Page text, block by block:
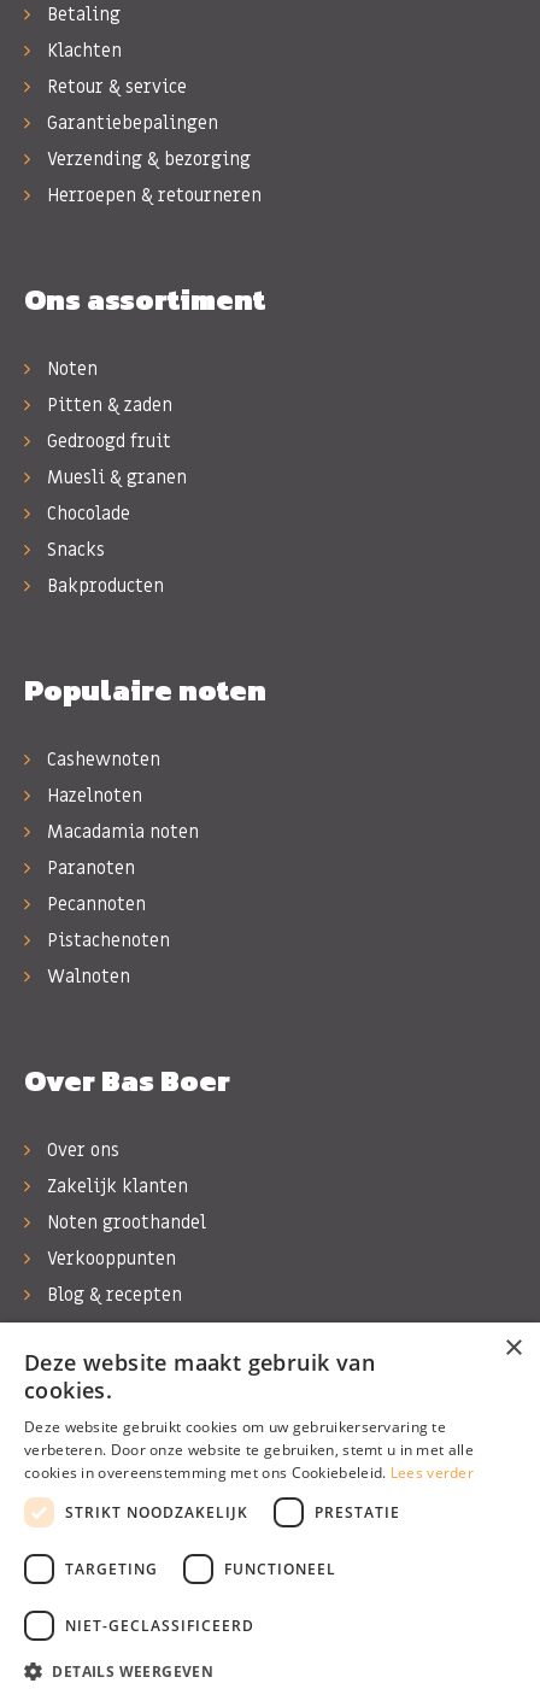
Betaling
Klachten
Retour & service
Garantiebepalingen
Verzending & bezorging
Herroepen & retourneren
Ons assortiment
Noten
Pitten & zaden
Gedroogd fruit
Muesli & granen
Chocolade
Snacks
Bakproducten
Populaire noten
Cashewnoten
Hazelnoten
Macadamia noten
Paranoten
Pecannoten
Pistachenoten
Walnoten
Over Bas Boer
Over ons
Zakelijk klanten
Noten groothandel
Verkooppunten
Blog & recepten
Werken bij Bas Boer Noten
Contact
©1974 - 2026 Bas Boer Noten
×
Deze website maakt gebruik van
cookies.
Deze website gebruikt cookies om uw gebruikerservaring te
verbeteren. Door onze website te gebruiken, stemt u in met alle
cookies in overeenstemming met ons Cookiebeleid. Lees verder
STRIKT NOODZAKELIJK
PRESTATIE
TARGETING FUNCTIONEEL
NIET-GECLASSIFICEERD
DETAILS WEERGEVEN